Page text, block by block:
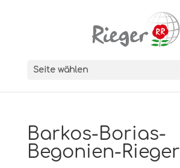
Seite wählen
Barkos-Borias-
Begonien-Rieger